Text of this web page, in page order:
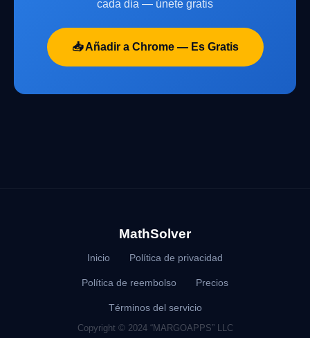
cada día — únete gratis
📥 Añadir a Chrome — Es Gratis
MathSolver
Inicio Política de privacidad
Política de reembolso Precios
Términos del servicio
Copyright © 2024 “MARGOAPPS” LLC